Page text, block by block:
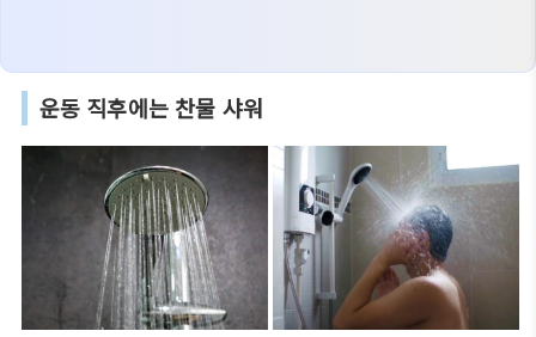
운동 직후에는 찬물 샤워